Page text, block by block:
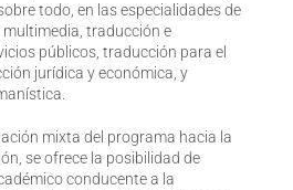
todo, en las especialidades de
traducción e
públicos, traducción para el
jurídica y económica, y
mixta del programa hacia la
se ofrece la posibilidad de
conducente a la